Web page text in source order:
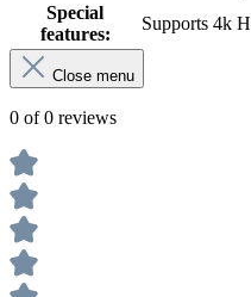
Special
features:
Supports 4k
Close menu
0 of 0 reviews